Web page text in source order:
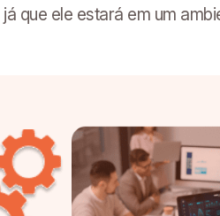
que ele estará em um